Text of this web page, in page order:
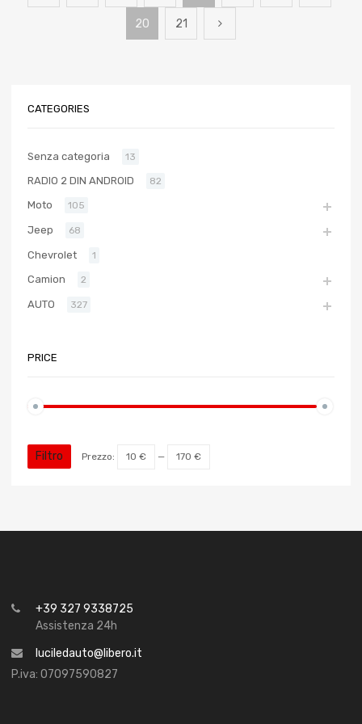
20 21
CATEGORIES
Senza categoria 13
RADIO 2 DIN ANDROID 82
Moto 105
Jeep 68
Chevrolet 1
Camion 2
AUTO 327
PRICE
Filtro Prezzo: 10 € — 170 €
+39 327 9338725
Assistenza 24h
luciledauto@libero.it
P.iva: 07097590827